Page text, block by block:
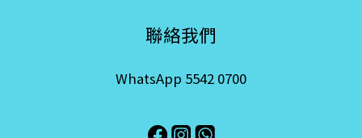
聯絡我們
WhatsApp 5542 0700